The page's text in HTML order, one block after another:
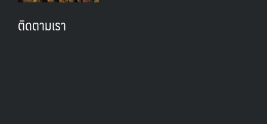
ติดตามเรา